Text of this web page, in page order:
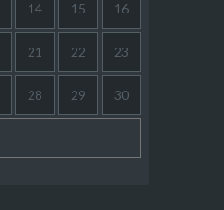
14 15 16
21 22 23
28 29 30